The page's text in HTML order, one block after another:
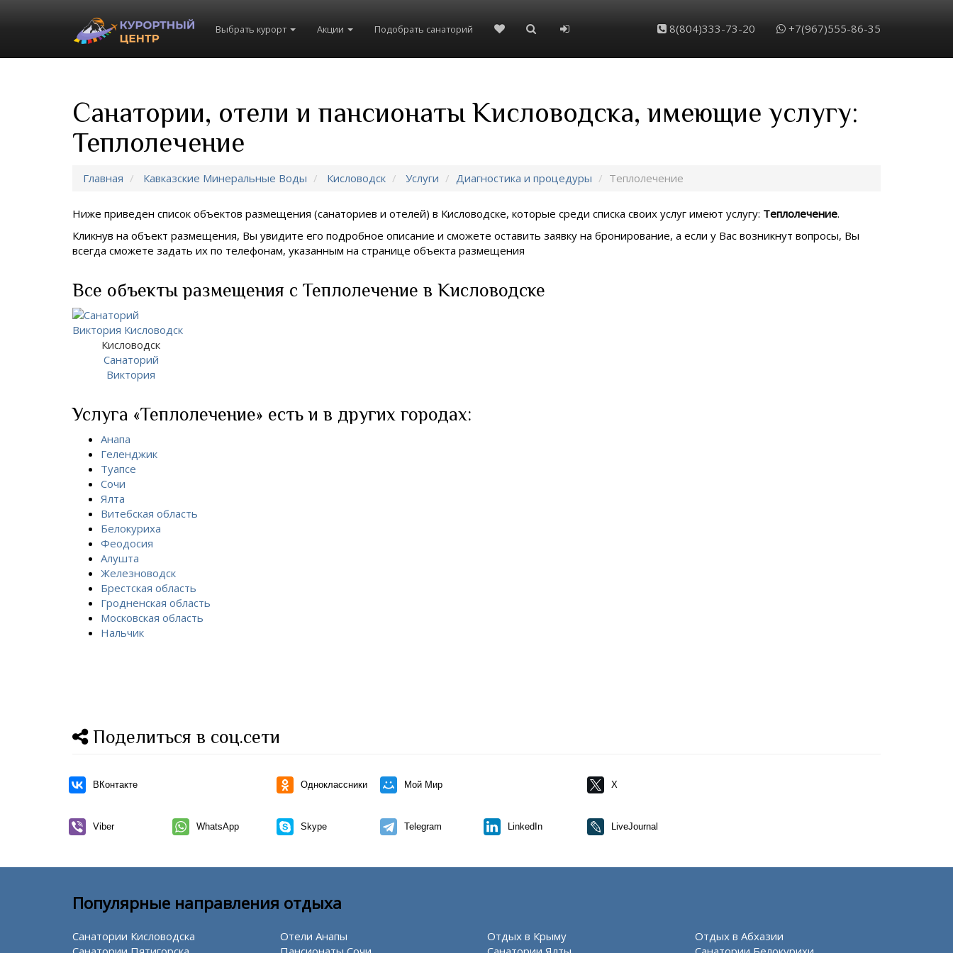
Выбрать курорт Акции Подобрать санаторий 8(804)333-73-20 +7(967)555-86-35
Санатории, отели и пансионаты Кисловодска, имеющие услугу:
Теплолечение
Главная Кавказские Минеральные Воды Кисловодск Услуги Диагностика и процедуры Теплолечение
Ниже приведен список объектов размещения (санаториев и отелей) в Кисловодске, которые среди списка своих услуг имеют услугу: Теплолечение.
Кликнув на объект размещения, Вы увидите его подробное описание и сможете оставить заявку на бронирование, а если у Вас возникнут вопросы, Вы
всегда сможете задать их по телефонам, указанным на странице объекта размещения
Все объекты размещения с Теплолечение в Кисловодске
Кисловодск
Санаторий
Виктория
Услуга «Теплолечение» есть и в других городах:
Анапа
Геленджик
Туапсе
Сочи
Ялта
Витебская область
Белокуриха
Феодосия
Алушта
Железноводск
Брестская область
Гродненская область
Московская область
Нальчик
Поделиться в соц.сети
ВКонтакте Одноклассники Мой Мир X
Viber WhatsApp Skype Telegram LinkedIn LiveJournal
Популярные направления отдыха
Санатории Кисловодска
Отели Анапы
Отдых в Крыму
Отдых в Абхазии